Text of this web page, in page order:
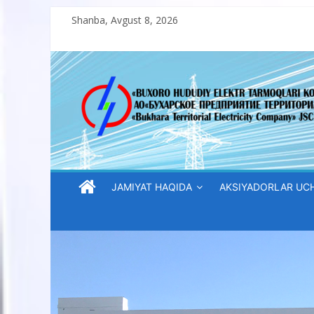
content
Shanba, Avgust 8, 2026
“Buxoro
hududiy
elektr
tarmoqlari
korxonasi”
“Buxoro
JAMIYAT HAQIDA AKSIYADORLAR